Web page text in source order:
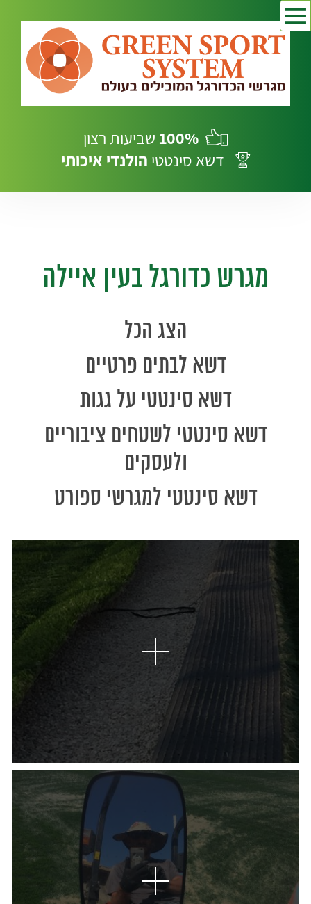
100% שביעות רצון
דשא סינטטי הולנדי איכותי
מגרש כדורגל בעין איילה
הצג הכל
דשא לבתים פרטיים
דשא סינטטי על גגות
דשא סינטטי לשטחים ציבוריים
ולעסקים
דשא סינטטי למגרשי ספורט